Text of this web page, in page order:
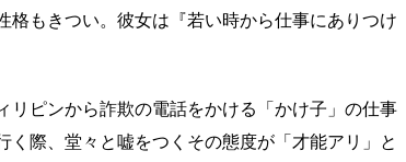
格もきつい。彼女は『若い時から仕事にありつけ
リピンから詐欺の電話をかける「かけ子」の仕事
際、堂々と嘘をつくその態度が「才能アリ」と